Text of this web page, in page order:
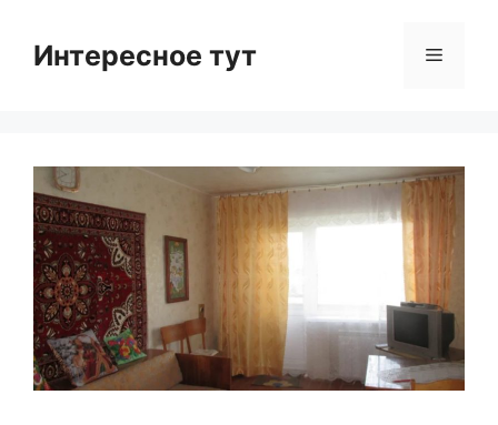
contentИнтересное тут Menu